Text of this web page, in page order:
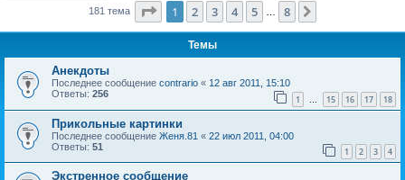
181 тема Страница из
1 2 3 4 5 8
Темы
Анекдоты
Последнее сообщение contrario « 12 авг 2011, 15:10
Ответы: 256 1 … 15 16 17 18
Прикольные картинки
Последнее сообщение Женя.81 « 22 июл 2011, 04:00
Ответы: 51 1 2 3 4
Экстренное сообщение